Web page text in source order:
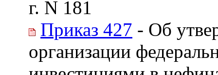
г. N 181
Приказ 427 - Об
организации